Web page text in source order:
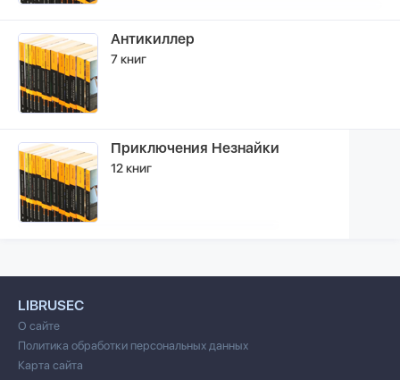
Антикиллер
7 книг
Приключения Незнайки
12 книг
LIBRUSEC
О сайте
Политика обработки персональных данных
Карта сайта